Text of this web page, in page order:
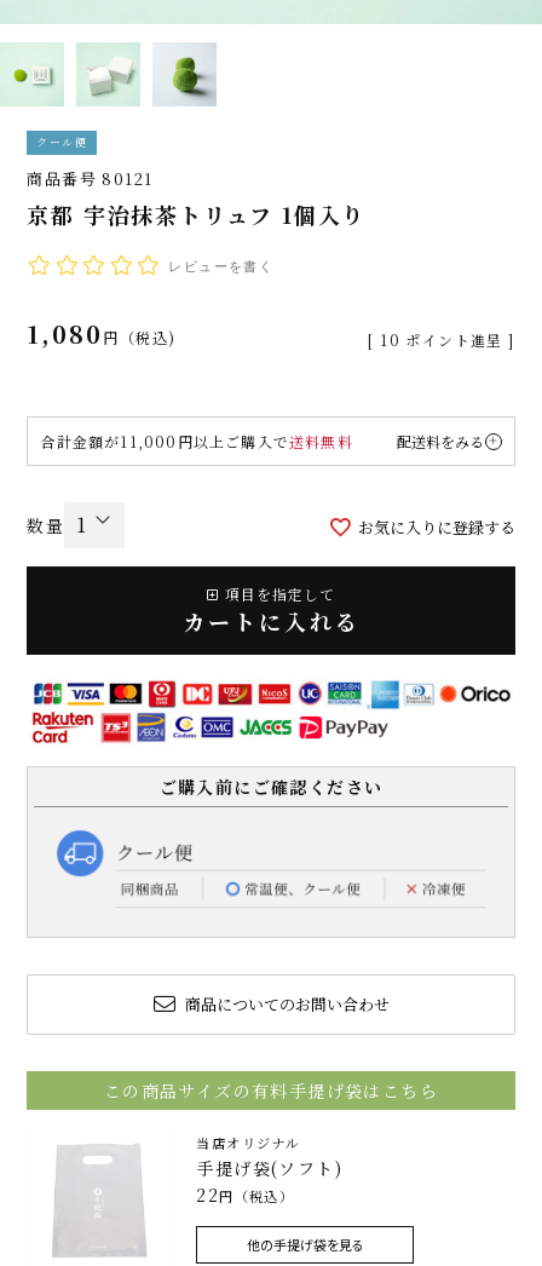
クール便
商品番号 80121
京都 宇治抹茶トリュフ 1個入り
レビューを書く
1,080 税込 [ 10 ポイント進呈 ]
合計金額が11,000円以上ご購入で送料無料 配送料をみる
お気に入りに登録する
項目を指定して
カートに入れる
ご購入前にご確認ください
商品についてのお問い合わせ
この商品サイズの有料手提げ袋はこちら
当店オリジナル
手提げ袋(ソフト)
22円（税込）
他の手提げ袋を見る